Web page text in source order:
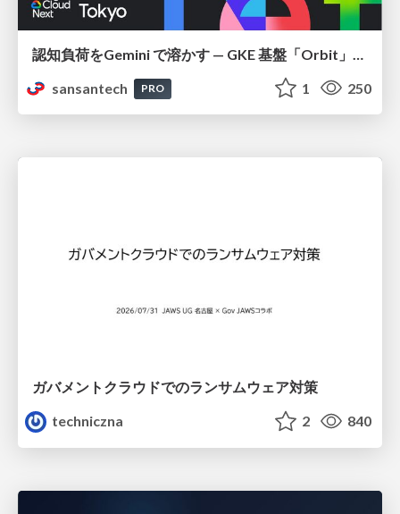
sansantech
PRO 1 250
ガバメントクラウドでのランサムウェア対策
techniczna
2 840